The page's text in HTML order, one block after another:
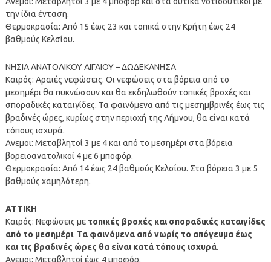
την ίδια ένταση.
Θερμοκρασία: Από 15 έως 23 και τοπικά στην Κρήτη έως 24
βαθμούς Κελσίου.
ΝΗΣΙΑ ΑΝΑΤΟΛΙΚΟΥ ΑΙΓΑΙΟΥ – ΔΩΔΕΚΑΝΗΣΑ
Καιρός: Αραιές νεφώσεις. Οι νεφώσεις στα βόρεια από το
μεσημέρι θα πυκνώσουν και θα εκδηλωθούν τοπικές βροχές και
σποραδικές καταιγίδες. Τα φαινόμενα από τις μεσημβρινές έως τις
βραδινές ώρες, κυρίως στην περιοχή της Λήμνου, θα είναι κατά
τόπους ισχυρά.
Ανεμοι: Μεταβλητοί 3 με 4 και από το μεσημέρι στα βόρεια
βορειοανατολικοί 4 με 6 μποφόρ.
Θερμοκρασία: Από 14 έως 24 βαθμούς Κελσίου. Στα βόρεια 3 με 5
βαθμούς χαμηλότερη.
ΑΤΤΙΚΗ
Καιρός: Νεφώσεις με τοπικές βροχές και σποραδικές καταιγίδες
από το μεσημέρι. Τα φαινόμενα από νωρίς το απόγευμα έως
και τις βραδινές ώρες θα είναι κατά τόπους ισχυρά.
Ανεμοι: Μεταβλητοί έως 4 μποφόρ.